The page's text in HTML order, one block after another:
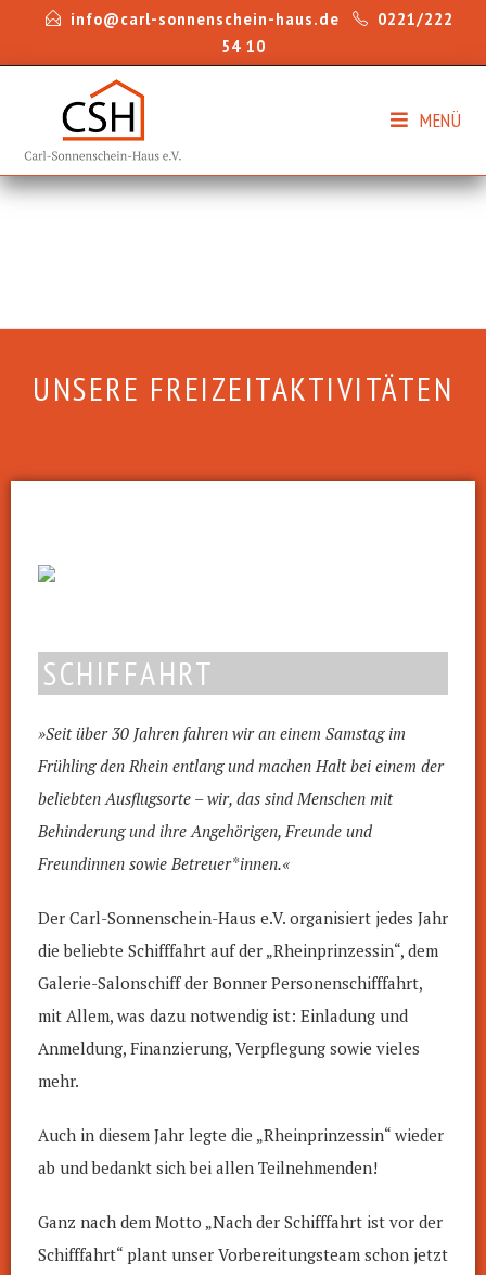
info@carl-sonnenschein-haus.de
0221/222
54 10
MENÜ
UNSERE FREIZEITAKTIVITÄTEN
SCHIFFAHRT
»Seit über 30 Jahren fahren wir an einem Samstag im
Frühling denRhein entlang und machen Halt bei einem der
beliebten Ausflugsorte –wir, das sind Menschen mit
Behinderung und ihre Angehörigen, Freunde und
Freundinnen sowieBetreuer*innen.«
Der Carl-Sonnenschein-Haus e.V. organisiert jedes Jahr
die beliebte Schifffahrt auf der „Rheinprinzessin“, dem
Galerie-Salonschiff der Bonner Personenschifffahrt,
mit Allem, was dazu notwendig ist: Einladung und
Anmeldung, Finanzierung, Verpflegung sowie vieles
mehr.
Auch in diesem Jahr legte die „Rheinprinzessin“ wieder
ab und bedankt sich bei allen Teilnehmenden!
Ganz nach dem Motto „Nach der Schifffahrt ist vor der
Schifffahrt“ plant unser Vorbereitungsteam schon jetzt